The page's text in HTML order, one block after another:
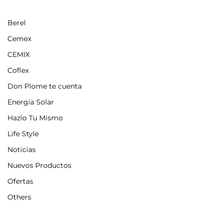
Berel
Cemex
CEMIX
Coflex
Don Plome te cuenta
Energía Solar
Hazlo Tu Mismo
Life Style
Noticias
Nuevos Productos
Ofertas
Others